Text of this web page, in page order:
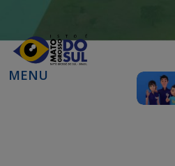
MENU